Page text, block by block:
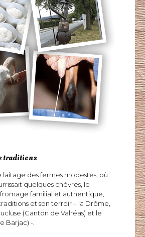
traditions
laitage des fermes modestes, où
quelques chèvres, le
familial et authentique,
et son terroir – la Drôme,
(Canton de Valréas) et le
Barjac) -.